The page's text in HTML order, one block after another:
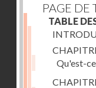
PAGE DE
TABLE
Qu'est-